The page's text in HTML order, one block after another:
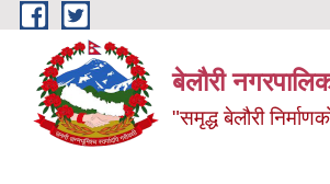
Skip to main content
बेलौरी
"समृद्ध बेलौरी